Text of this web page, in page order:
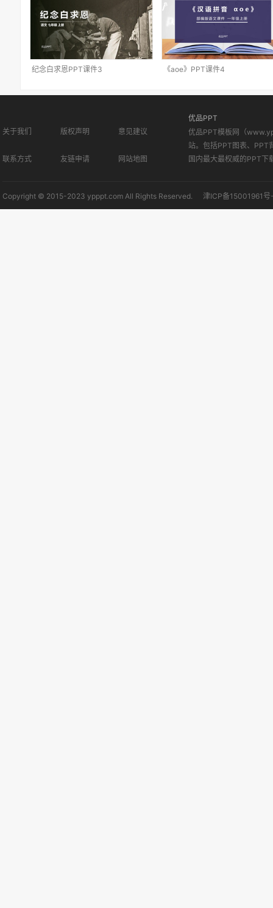
纪念白求恩PPT课件3 《aoe》PPT课件4
关于我们 版权声明 意见建议
联系方式 友链申请 网站地图
优品PPT
优品PPT模板网（
站。包括PPT图表、PPT
国内最大最权威的PPT下
Copyright © 2015-2023 ypppt.com All Rights Reserved. 津ICP备15001961号